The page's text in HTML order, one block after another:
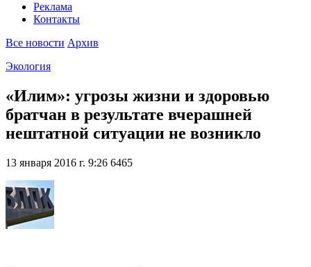
Реклама
Контакты
Все новости Архив
Экология
«Илим»: угрозы жизни и здоровью
братчан в результате вчерашней
нештатной ситуации не возникло
13 января 2016 г. 9:26 6465